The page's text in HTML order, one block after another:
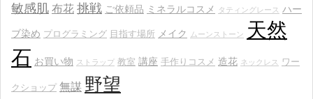
敏感肌 布花 挑戦 ご依頼品 ミネラルコスメ タティングレース ハー
ブ染め プログラミング 目指す場所 メイク ムーンストーン
天然
石 お買い物 ストラップ 教室 講座 手作りコスメ 造花 ネックレス ワー
クショップ 無謀 野望